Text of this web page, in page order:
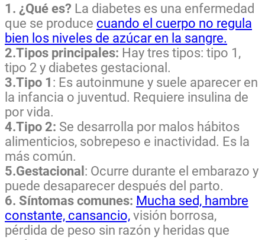
1. ¿Qué es? La diabetes es una enfermedad
que se produce cuando el cuerpo no regula
bien los niveles de azúcar en la sangre.
2.Tipos principales: Hay tres tipos: tipo 1,
tipo 2 y diabetes gestacional.
3.Tipo 1 : Es autoinmune y suele aparecer en
la infancia o juventud. Requiere insulina de
por vida.
4.Tipo 2: Se desarrolla por malos hábitos
alimenticios, sobrepeso e inactividad. Es la
más común.
5.Gestacional : Ocurre durante el embarazo y
puede desaparecer después del parto.
6. Síntomas comunes: Mucha sed, hambre
constante, cansancio, visión borrosa,
pérdida de peso sin razón y heridas que